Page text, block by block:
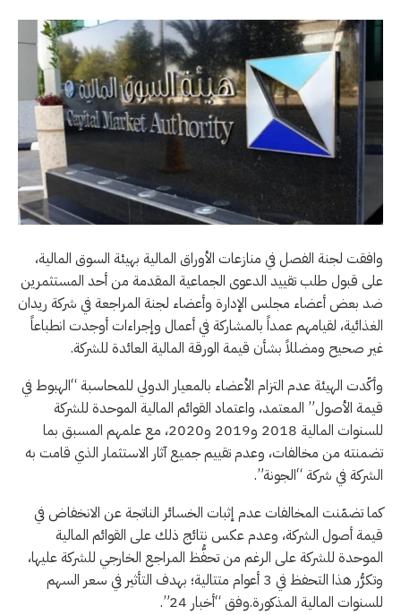
وافقت لجنة الفصل في منازعات الأوراق المالية بهيئة السوق المالية،
على قبول طلب تقييد الدعوى الجماعية المقدمة من أحد المستثمرين
ضد بعض أعضاء مجلس الإدارة وأعضاء لجنة المراجعة في شركة ريدان
الغذائية، لقيامهم عمداً بالمشاركة في أعمال وإجراءات أوجدت انطباعاً
غير صحيح ومضللاً بشأن قيمة الورقة المالية العائدة للشركة.
وأكّدت الهيئة عدم التزام الأعضاء بالمعيار الدولي للمحاسبة “الهبوط في
قيمة الأصول” المعتمد، واعتماد القوائم المالية الموحدة للشركة
للسنوات المالية 2018 و2019 و2020، مع علمهم المسبق بما
تضمنته من مخالفات، وعدم تقييم جميع آثار الاستثمار الذي قامت به
الشركة في شركة “الجونة”.
كما تضمّنت المخالفات عدم إثبات الخسائر الناتجة عن الانخفاض في
قيمة أصول الشركة، وعدم عكس نتائج ذلك على القوائم المالية
الموحدة للشركة على الرغم من تحفُّظ المراجع الخارجي للشركة عليها،
وتكرُّر هذا التحفظ في 3 أعوام متتالية؛ بهدف التأثير في سعر السهم
للسنوات المالية المذكورة.وفق “أخبار 24”.